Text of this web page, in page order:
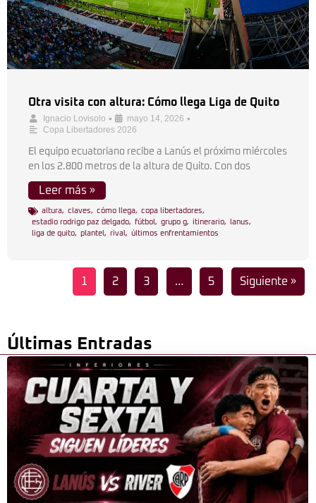
Otra visita con altura: Cómo llega Liga de Quito
Ignacio Lovisolo • mayo 14, 2026 •
Copa Libertadores 2026
El equipo ecuatoriano recibe a Lanús el próximo miércoles
en los 2.800 metros de la altura de Quito. Con dos
Leer más »
altura, claves, cómo llega, copa libertadores,
estadio rodrigo paz delgado, fútbol , grupo g, itinerario, lanus,
liga de quito, plantel , rival , últimos enfrentamientos
1 2 3 … 5 Siguiente »
Últimas Entradas